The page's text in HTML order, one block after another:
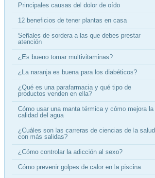
Principales causas del dolor de oído
12 beneficios de tener plantas en casa
Señales de sordera a las que debes prestar
atención
¿Es bueno tomar multivitaminas?
¿La naranja es buena para los diabéticos?
¿Qué es una parafarmacia y qué tipo de
productos venden en ella?
Cómo usar una manta térmica y cómo mejora la
calidad del agua
¿Cuáles son las carreras de ciencias de la salud
con más salidas?
¿Cómo controlar la adicción al sexo?
Cómo prevenir golpes de calor en la piscina